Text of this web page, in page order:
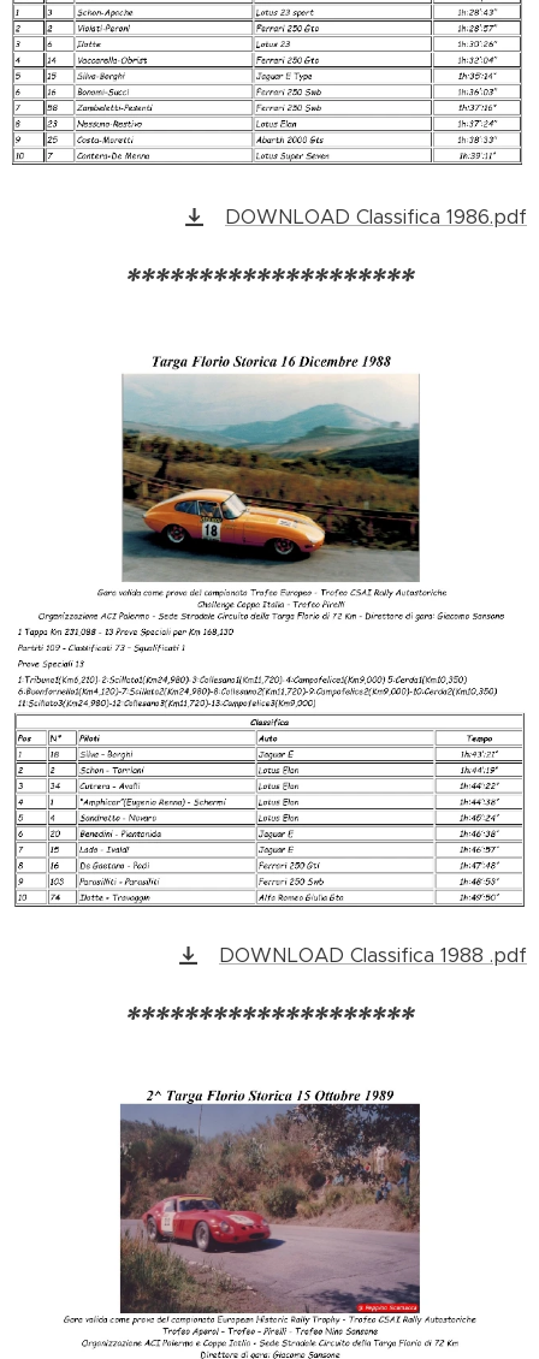
DOWNLOAD Classifica 1986.pdf
********************
DOWNLOAD Classifica 1988 .pdf
********************